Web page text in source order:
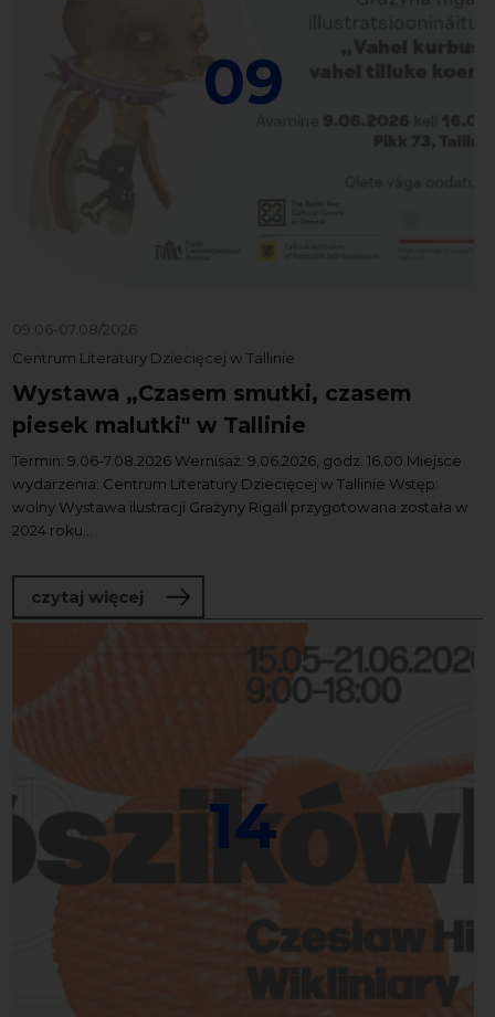
09
09.06-07.08/2026
Centrum Literatury Dziecięcej w Tallinie
Wystawa „Czasem smutki, czasem
piesek malutki" w Tallinie
Termin: 9.06-7.08.2026 Wernisaż: 9.06.2026, godz. 16.00 Miejsce
wydarzenia: Centrum Literatury Dziecięcej w Tallinie Wstęp:
wolny Wystawa ilustracji Grażyny Rigall przygotowana została w
2024 roku...
czytaj więcej o Wystawa „Czasem smutki, czasem
14